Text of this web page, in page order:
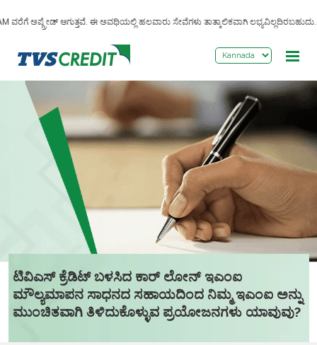
ಅಪ್ಗ್ರೇಡ್ ಆಗುತ್ತವೆ. ಈ ಅವಧಿಯಲ್ಲಿ ಹಲವಾರು ಸೇವೆಗಳು ತಾತ್ಕಾಲಿಕವಾಗಿ ಲಭ್ಯವಿಲ್ಲದಿರಬಹುದು.
ಟಿವಿಎಸ್ ಕ್ರೆಡಿಟ್ ಬಳಸಿದ ಕಾರ್ ಲೋನ್ ಇಎಂಐ
ಮೌಲ್ಯಮಾಪನ ಸಾಧನದ ಸಹಾಯದಿಂದ ನಿಮ್ಮ ಇಎಂಐ ಅನ್ನು
ಮುಂಚಿತವಾಗಿ ತಿಳಿದುಕೊಳ್ಳುವ ಪ್ರಯೋಜನಗಳು ಯಾವುವು?